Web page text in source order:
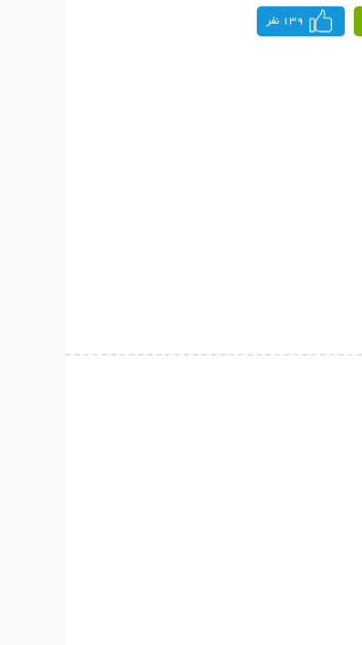
139 نفر